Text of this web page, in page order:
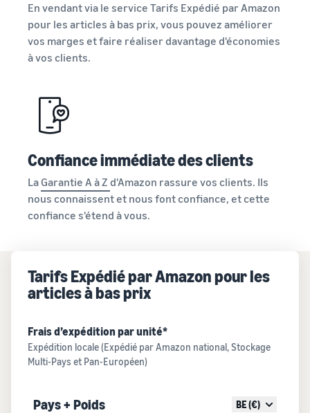
En vendant via le service Tarifs Expédié par Amazon
pour les articles à bas prix, vous pouvez améliorer
vos marges et faire réaliser davantage d'économies
à vos clients.
Confiance immédiate des clients
La Garantie A à Z d'Amazon rassure vos clients. Ils
nous connaissent et nous font confiance, et cette
confiance s'étend à vous.
Tarifs Expédié par Amazon pour les
articles à bas prix
Frais d’expédition par unité*
Expédition locale (Expédié par Amazon national, Stockage
Multi-Pays et Pan-Européen)
Pays + Poids BE (€)